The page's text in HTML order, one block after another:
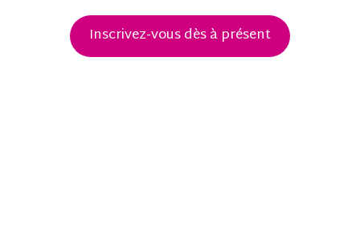
Inscrivez-vous dès à présent